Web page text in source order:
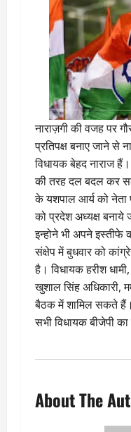
नाराज़गी की वजह पर
प्रतिपक्ष बनाए जाने से
विधायक बेहद नाराज
की तरह दल बदल कर
के यशपाल आर्य को नेता
को प्रदेश अध्यक्ष
इन्होने भी अपने इस्तीफे
संक्षेप में बुधवार को
है। विधायक हरीश
खुशाल सिंह अधिकारी,
बैठक में शामिल सकते
सभी विधायक बीजेपी
About The